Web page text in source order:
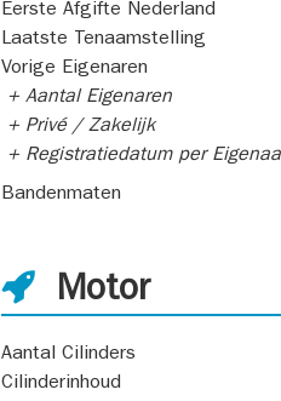
Eerste Afgifte Nederland
Laatste Tenaamstelling
Vorige Eigenaren
+ Aantal Eigenaren
+ Privé / Zakelijk
+ Registratiedatum per
Bandenmaten
Motor
Aantal Cilinders
Cilinderinhoud